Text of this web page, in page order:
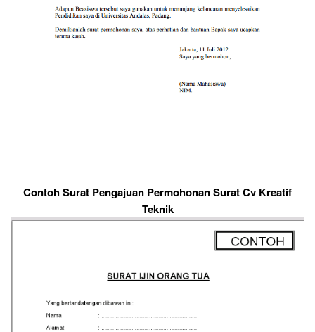
Contoh Surat Pengajuan Permohonan Surat Cv Kreatif
Teknik